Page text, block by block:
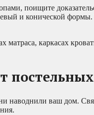
поищите
и конической
каркасах
наводнили ваш дом.